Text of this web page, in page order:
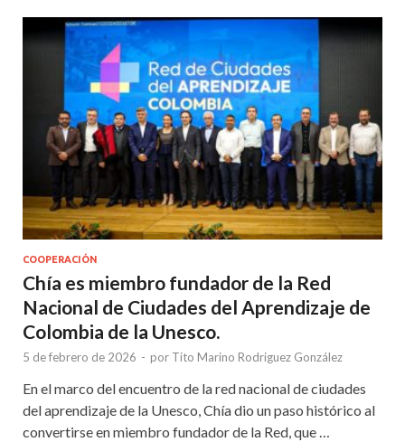
COOPERACIÓN
Chía es miembro fundador de la Red
Nacional de Ciudades del Aprendizaje de
Colombia de la Unesco.
5 de febrero de 2026 - por Tito Marino Rodriguez González
En el marco del encuentro de la red nacional de ciudades
del aprendizaje de la Unesco, Chía dio un paso histórico al
convertirse en miembro fundador de la Red, que …